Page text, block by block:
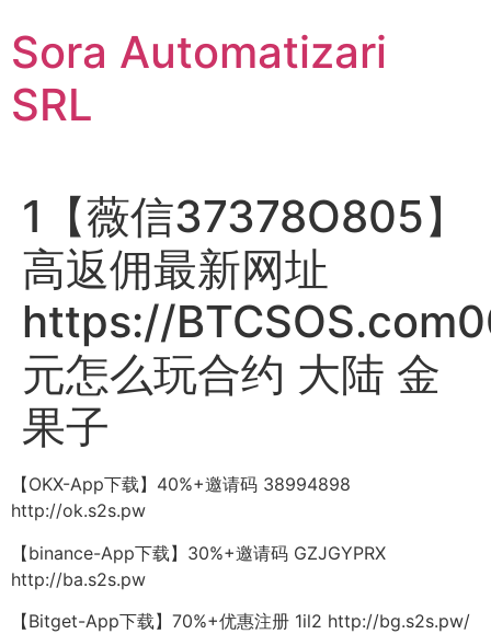
conținut
Sora Automatizari
SRL
1【薇信37378O805】
高返佣最新网址
https://
元怎么玩合约 大陆 金
果子
【OKX-App下载】40%+邀请码 38994898
http://ok.s2s.pw
【binance-App下载】30%+邀请码 GZJGYPRX
http://ba.s2s.pw
【Bitget-App下载】70%+优惠注册 1il2 http://bg.s2s.pw/